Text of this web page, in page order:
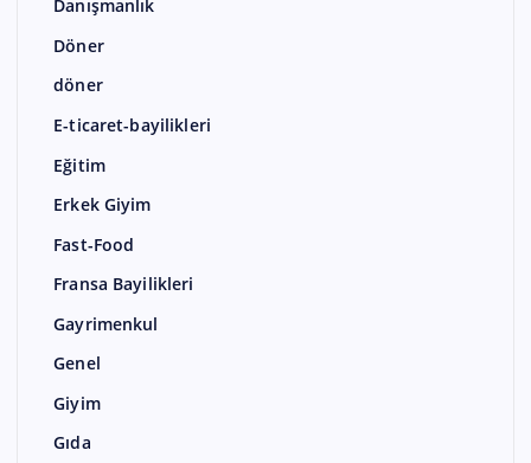
Danışmanlık
Döner
döner
E-ticaret-bayilikleri
Eğitim
Erkek Giyim
Fast-Food
Fransa Bayilikleri
Gayrimenkul
Genel
Giyim
Gıda